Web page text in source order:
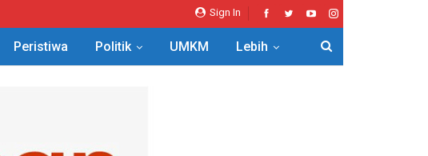
Sign In
Peristiwa Politik UMKM Lebih